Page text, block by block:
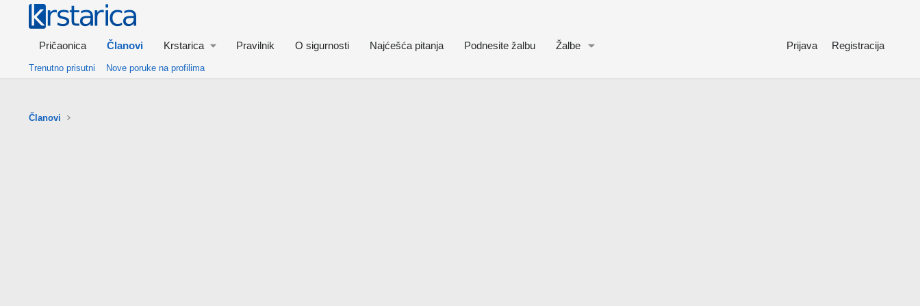
Pričaonica Članovi Krstarica Pravilnik O sigurnosti Najćešća pitanja Podnesite žalbu Žalbe Prijava Registracija
Trenutno prisutni Nove poruke na profilima
Članovi